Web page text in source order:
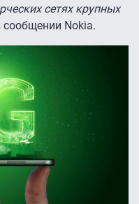
сетях крупных
сообщении Nokia.